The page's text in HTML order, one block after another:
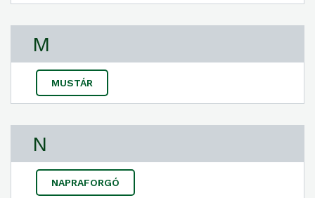
M
MUSTÁR
N
NAPRAFORGÓ